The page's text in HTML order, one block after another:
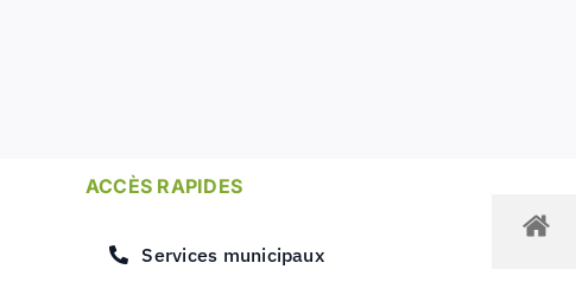
ACCÈS RAPIDES
Services municipaux